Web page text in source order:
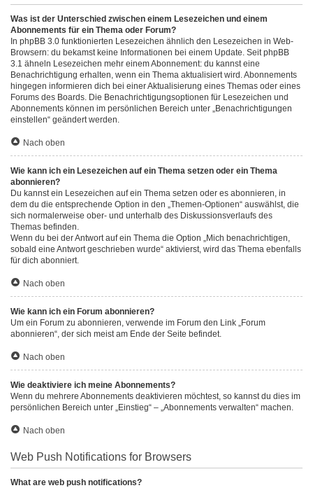
Was ist der Unterschied zwischen einem Lesezeichen und einem
Abonnements für ein Thema oder Forum?
In phpBB 3.0 funktionierten Lesezeichen ähnlich den Lesezeichen in Web-
Browsern: du bekamst keine Informationen bei einem Update. Seit phpBB
3.1 ähneln Lesezeichen mehr einem Abonnement: du kannst eine
Benachrichtigung erhalten, wenn ein Thema aktualisiert wird. Abonnements
hingegen informieren dich bei einer Aktualisierung eines Themas oder eines
Forums des Boards. Die Benachrichtigungsoptionen für Lesezeichen und
Abonnements können im persönlichen Bereich unter „Benachrichtigungen
einstellen“ geändert werden.
Nach oben
Wie kann ich ein Lesezeichen auf ein Thema setzen oder ein Thema
abonnieren?
Du kannst ein Lesezeichen auf ein Thema setzen oder es abonnieren, in
dem du die entsprechende Option in den „Themen-Optionen“ auswählst, die
sich normalerweise ober- und unterhalb des Diskussionsverlaufs des
Themas befinden.
Wenn du bei der Antwort auf ein Thema die Option „Mich benachrichtigen,
sobald eine Antwort geschrieben wurde“ aktivierst, wird das Thema ebenfalls
für dich abonniert.
Nach oben
Wie kann ich ein Forum abonnieren?
Um ein Forum zu abonnieren, verwende im Forum den Link „Forum
abonnieren“, der sich meist am Ende der Seite befindet.
Nach oben
Wie deaktiviere ich meine Abonnements?
Wenn du mehrere Abonnements deaktivieren möchtest, so kannst du dies im
persönlichen Bereich unter „Einstieg“ – „Abonnements verwalten“ machen.
Nach oben
Web Push Notifications for Browsers
What are web push notifications?